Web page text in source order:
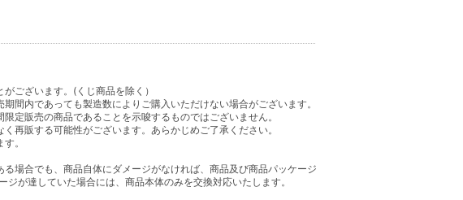
ございます。(くじ商品を除く）
間内であっても製造数によりご購入いただけない場合がございます。
定販売の商品であることを示唆するものではございません。
再販する可能性がございます。あらかじめご了承ください。
。
場合でも、商品自体にダメージがなければ、商品及び商品パッケージ
が達していた場合には、商品本体のみを交換対応いたします。